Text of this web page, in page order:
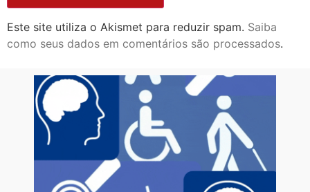
Este site utiliza o Akismet para reduzir spam. Saiba
como seus dados em comentários são processados.